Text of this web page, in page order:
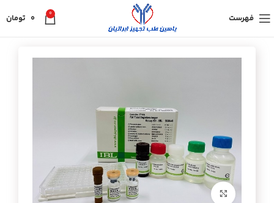
فهرست 0
0 تومان
برای بزرگنمایی کلیک کنید